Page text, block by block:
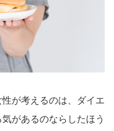
が考えるのは、ダイエ
があるのならしたほう